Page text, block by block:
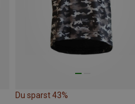
Du sparst 43%